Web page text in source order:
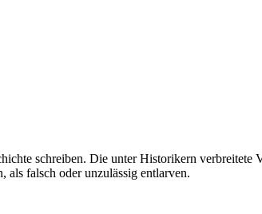
schreiben. Die unter Historikern verbreitete
als falsch oder unzulässig entlarven.